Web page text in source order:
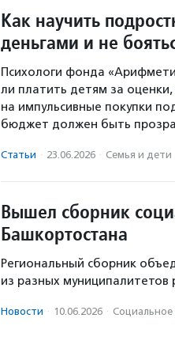
Как научить
деньгами и не
Психологи фонда
ли платить детям за оценки,
на импульсивные покупки
бюджет должен быть
Статьи · 23.06.2026 · Семья и дети
Вышел сборник
Башкортостана
Региональный сборник
из разных муниципалитетов
Новости · 10.06.2026 ·